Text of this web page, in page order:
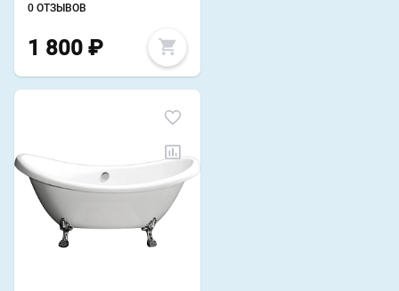
0 ОТЗЫВОВ
1 800 ₽